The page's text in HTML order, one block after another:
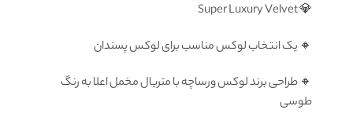
💎 Super Luxury Velvet
🔸 یک انتخاب لوکس مناسب برای لوکس پسندان
🔸 طراحی برند لوکس ورساچه با متریال مخمل اعلا به رنگ
طوسی